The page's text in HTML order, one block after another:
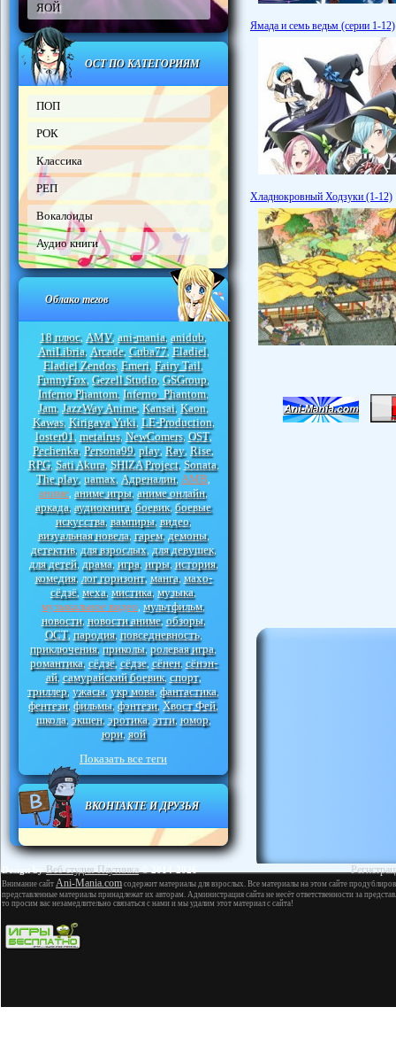
ЯОЙ
ОСТ ПО КАТЕГОРИЯМ
ПОП
РОК
Классика
РЕП
Вокалоиды
Аудио книги
Облако тегов
18 плюс, AMV, ani-mania, anidub,
AniLibria, Arcade, Cuba77, Eladiel,
Eladiel Zendos, Emeri, Fairy Tail,
FunnyFox, Gezell Studio, GSGroup,
Inferno Phantom, Inferno_Phantom,
Jam, JazzWay Anime, Kansai, Kaon,
Kawas, Kirigava Yuki, LE-Production,
loster01, metalrus, NewComers, OST,
Pechenka, Persona99, play, Ray, Rise,
RPG, Sati Akura, SHIZA Project, Sonata,
The play, uamax, Адреналин, АМВ
аниме аниме игры, аниме онлайн,
аркада, аудиокнига, боевик, боевые
искусства, вампиры, видео,
визуальная новела, гарем, демоны,
детектив, для взрослых, для девушек,
для детей, драма, игра, игры, история,
комедия, лог горизонт, манга, махо-
сёдзё, меха, мистика, музыка,
музыкальное видео мультфильм,
новости, новости аниме, обзоры,
ОСТ, пародия, повседневность,
приключения, приколы, ролевая игра,
романтика, сёдзё, сёдзе, сёнен, сёнэн-
ай, самурайский боевик, спорт,
триллер, ужасы, укр мова, фантастика,
фентези, фильмы, фэнтези, Хвост Фей,
школа, экшен, эротика, этти, юмор,
юри, яой
Показать все теги
ВКОНТАКТЕ И ДРУЗЬЯ
Ямада и семь ведьм (серии 1-12)
Хладнокровный Ходзуки (1-12)
Веб студия Паутинка
Внимание сайт Ani-Mania.com содержит материалы для взрослых. Все материалы на этом сайте
представленные материалы принадлежат их авторам. Администрация сайта не несёт ответственности за
то просим вас незамедлительно связаться с нами и мы удалим этот материал с сайта!